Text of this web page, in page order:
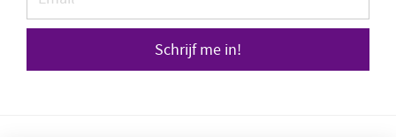
Schrijf me in!